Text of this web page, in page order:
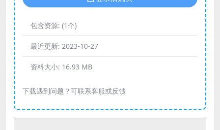
包含资源: (1个)
最近更新: 2023-10-27
资料大小: 16.93 MB
下载遇到问题？可联系客服或反馈